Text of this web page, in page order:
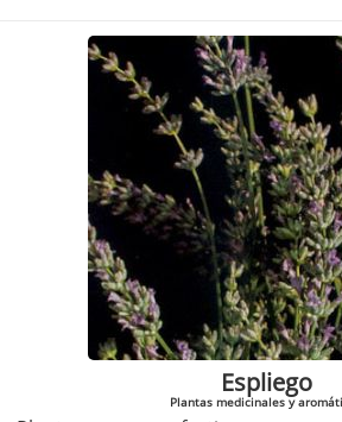
Espliego
Plantas medicinales y